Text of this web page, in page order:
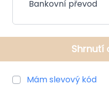
Bankovní převod
Shrnutí
Mám slevový kód